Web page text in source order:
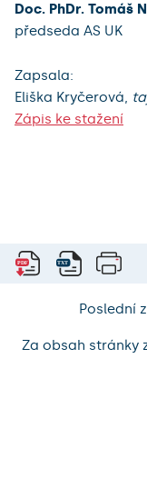
Doc. PhDr. Tomáš
předseda AS UK
Zapsala:
Eliška Kryčerová,
Zápis ke stažení
Poslední
Za obsah stránky